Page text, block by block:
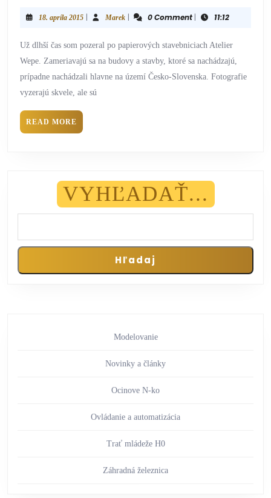
18. apríla 2015 | Marek | 0 Comment | 11:12
Už dlhší čas som pozeral po papierových stavebniciach Atelier
Wepe. Zameriavajú sa na budovy a stavby, ktoré sa nachádzajú,
prípadne nachádzali hlavne na území Česko-Slovenska. Fotografie
vyzerajú skvele, ale sú
READ MORE
VYHĽADAŤ...
Hľadaj
Modelovanie
Novinky a články
Ocinove N-ko
Ovládanie a automatizácia
Trať mládeže H0
Záhradná železnica